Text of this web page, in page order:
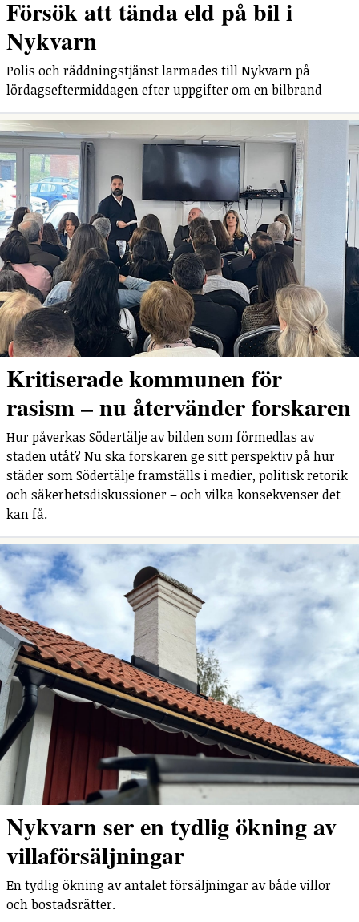
Försök att tända eld på bil i
Nykvarn
Polis och räddningstjänst larmades till Nykvarn på
lördagseftermiddagen efter uppgifter om en bilbrand
Kritiserade kommunen för
rasism – nu återvänder forskaren
Hur påverkas Södertälje av bilden som förmedlas av
staden utåt? Nu ska forskaren ge sitt perspektiv på hur
städer som Södertälje framställs i medier, politisk retorik
och säkerhetsdiskussioner – och vilka konsekvenser det
kan få.
Nykvarn ser en tydlig ökning av
villaförsäljningar
En tydlig ökning av antalet försäljningar av både villor
och bostadsrätter.